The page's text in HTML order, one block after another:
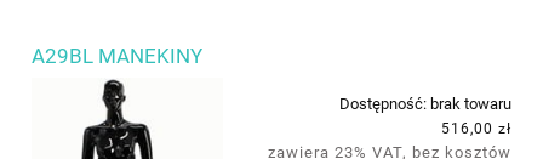
A29BL MANEKINY
Dostępność: brak towaru
516,00 zł
zawiera 23% VAT, bez kosztów